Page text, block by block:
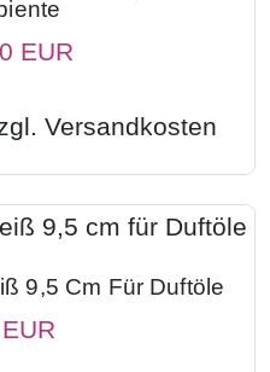
EUR
Versandkosten
9,5 Cm Für Duftöle